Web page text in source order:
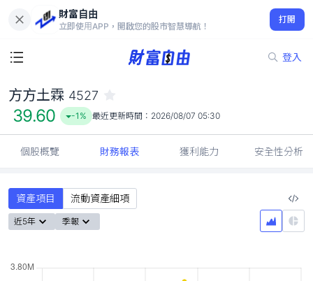
財富自由
立即使用APP，開啟您的股市智慧導航！
打開
登入
39.60
-1%
方方土霖 4527
39.60 -1% 最近更新時間： 2026/08/07 05:30
個股概覽 財務報表 獲利能力 安全性分析
資產項目 流動資產細項
近5年 季報